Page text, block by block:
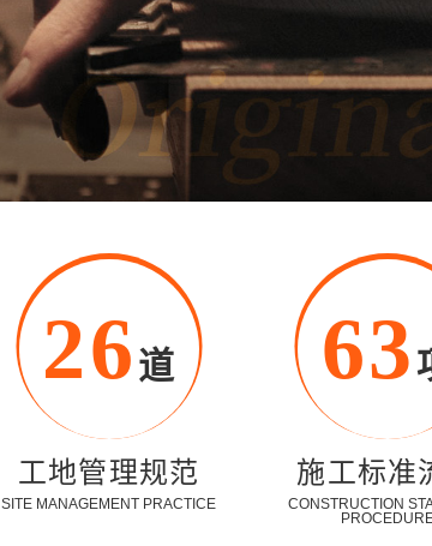
26 道
工地管理规范
SITE MANAGEMENT PRACTICE
63
施工标准
CONSTRUCTION